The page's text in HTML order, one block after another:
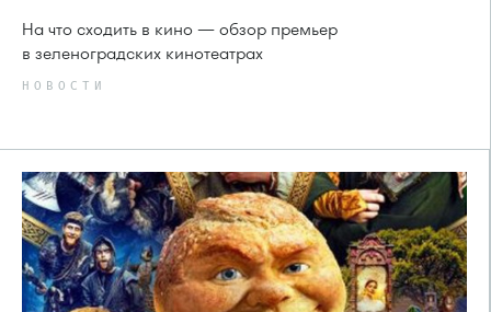
На что сходить в кино — обзор премьер
в зеленоградских кинотеатрах
НОВОСТИ